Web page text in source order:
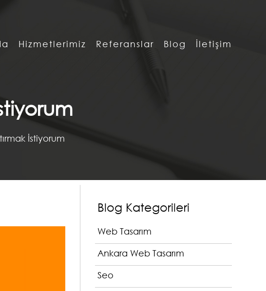
Hizmetlerimiz Referanslar Blog İletişim
İstiyorum
Blog Kategorileri
Web Tasarım
Ankara Web Tasarım
Seo